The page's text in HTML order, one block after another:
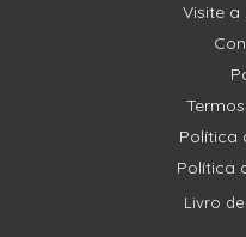
Visite a
Política
Política
Livro